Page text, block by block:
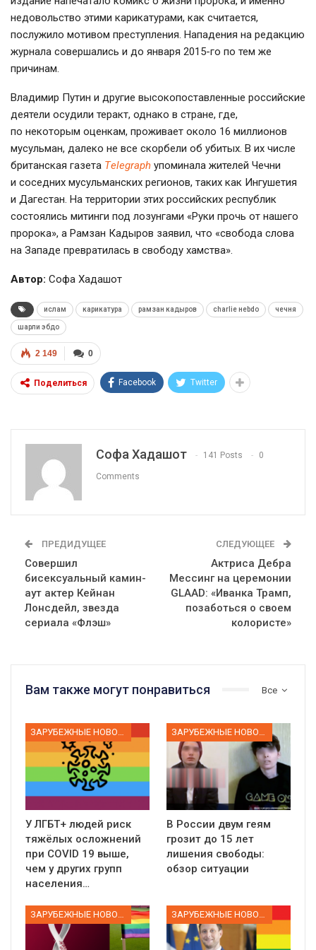
недовольство этими карикатурами, как считается,
послужило мотивом преступления. Нападения на редакцию
журнала совершались и до января 2015-го по тем же
причинам.
Владимир Путин и другие высокопоставленные российские
деятели осудили теракт, однако в стране, где,
по некоторым оценкам, проживает около 16 миллионов
мусульман, далеко не все скорбели об убитых. В их числе
британская газета Тelegraph упоминала жителей Чечни
и соседних мусульманских регионов, таких как Ингушетия
и Дагестан. На территории этих российских республик
состоялись митинги под лозунгами «Руки прочь от нашего
пророка», а Рамзан Кадыров заявил, что «свобода слова
на Западе превратилась в свободу хамства».
Автор: Софа Хадашот
ислам карикатура рамзан кадыров сharlie нebdo чечня
шарли эбдо
0
2 149
Поделиться Facebook Twitter
Софа Хадашот 141 Posts 0
Comments
ПРЕДИДУЩЕЕ
Совершил
бисексуальный камин-
аут актер Кейнан
Лонсдейл, звезда
сериала «Флэш»
СЛЕДУЮЩЕЕ
Актриса Дебра
Мессинг на церемонии
GLAAD: «Иванка Трамп,
позаботься о своем
колористе»
Все
Вам также могут понравиться
У ЛГБТ+ людей риск
тяжёлых осложнений
при COVID 19 выше,
чем у других групп
населения…
В России двум геям
грозит до 15 лет
лишения свободы:
обзор ситуации